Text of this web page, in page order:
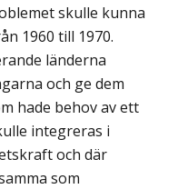
skulle kunna
1960 till 1970.
länderna
och ge dem
hade behov av ett
integreras i
och där
som